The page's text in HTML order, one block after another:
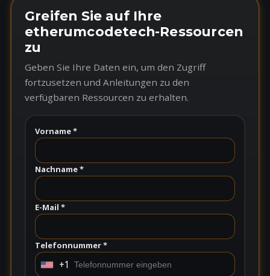
Greifen Sie auf Ihre
etherumcodetech-Ressourcen
zu
Geben Sie Ihre Daten ein, um den Zugriff
fortzusetzen und Anleitungen zu den
verfügbaren Ressourcen zu erhalten.
Vorname *
Nachname *
E-Mail *
Telefonnummer *
U +1